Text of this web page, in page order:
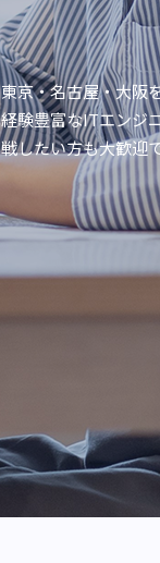
東京・名古屋・大阪
経験豊富なITエンジ
戦したい方も大歓迎